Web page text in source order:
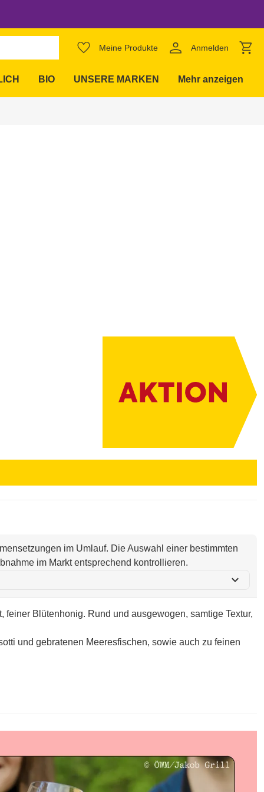
Meine Produkte Anmelden
BIO UNSERE MARKEN Mehr anzeigen
favorite_border
im Umlauf. Die Auswahl einer bestimmten
im Markt entsprechend kontrollieren.
expand_more
Blütenhonig. Rund und ausgewogen, samtige Textur,
und gebratenen Meeresfischen, sowie auch zu feinen